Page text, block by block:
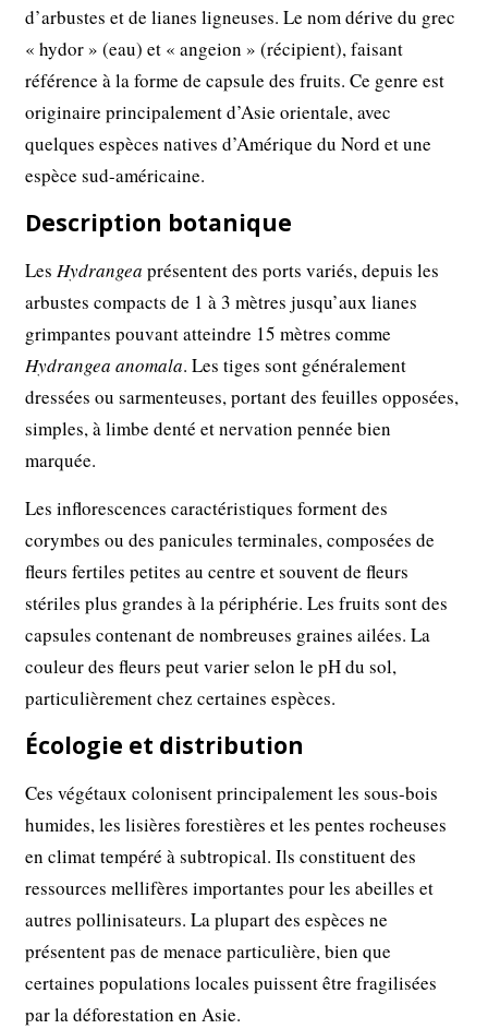
d’arbustes et de lianes ligneuses. Le nom dérive du grec
« hydor » (eau) et « angeion » (récipient), faisant
référence à la forme de capsule des fruits. Ce genre est
originaire principalement d’Asie orientale, avec
quelques espèces natives d’Amérique du Nord et une
espèce sud-américaine.
Description botanique
LesHydrangea présentent des ports variés, depuis les
arbustes compacts de 1 à 3 mètres jusqu’aux lianes
grimpantes pouvant atteindre 15 mètres comme
Hydrangea anomala. Les tiges sont généralement
dressées ou sarmenteuses, portant des feuilles opposées,
simples, à limbe denté et nervation pennée bien
marquée.
Les inflorescences caractéristiques forment des
corymbes ou des panicules terminales, composées de
fleurs fertiles petites au centre et souvent de fleurs
stériles plus grandes à la périphérie. Les fruits sont des
capsules contenant de nombreuses graines ailées. La
couleur des fleurs peut varier selon le pH du sol,
particulièrement chez certaines espèces.
Écologie et distribution
Ces végétaux colonisent principalement les sous-bois
humides, les lisières forestières et les pentes rocheuses
en climat tempéré à subtropical. Ils constituent des
ressources mellifères importantes pour les abeilles et
autres pollinisateurs. La plupart des espèces ne
présentent pas de menace particulière, bien que
certaines populations locales puissent être fragilisées
par la déforestation en Asie.